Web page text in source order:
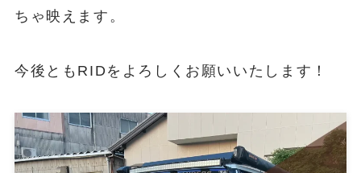
ちゃ映えます。
今後ともRIDをよろしくお願いいたします！